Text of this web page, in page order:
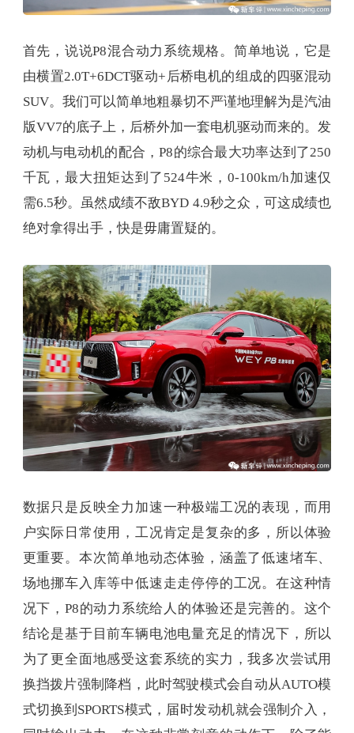
首先，说说P8混合动力系统规格。简单地说，它是
由横置2.0T+6DCT驱动+后桥电机的组成的四驱混动
SUV。我们可以简单地粗暴切不严谨地理解为是汽油
版VV7的底子上，后桥外加一套电机驱动而来的。发
动机与电动机的配合，P8的综合最大功率达到了250
千瓦，最大扭矩达到了524牛米，0-100km/h加速仅
需6.5秒。虽然成绩不敌BYD 4.9秒之众，可这成绩也
绝对拿得出手，快是毋庸置疑的。
数据只是反映全力加速一种极端工况的表现，而用
户实际日常使用，工况肯定是复杂的多，所以体验
更重要。本次简单地动态体验，涵盖了低速堵车、
场地挪车入库等中低速走走停停的工况。在这种情
况下，P8的动力系统给人的体验还是完善的。这个
结论是基于目前车辆电池电量充足的情况下，所以
为了更全面地感受这套系统的实力，我多次尝试用
换挡拨片强制降档，此时驾驶模式会自动从AUTO模
式切换到SPORTS模式，届时发动机就会强制介入，